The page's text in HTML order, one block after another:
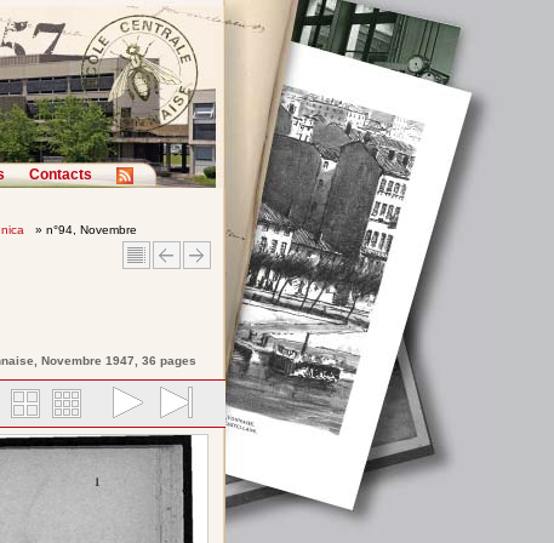
Contacts
» n°94, Novembre
, Novembre 1947, 36 pages